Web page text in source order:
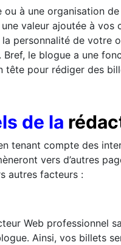
à une organisation
valeur ajoutée à vos
personnalité de votre
le blogue a une
tête pour rédiger des
de la
tenant compte des
vers d’autres
autres facteurs :
Web professionnel
Ainsi, vos billets